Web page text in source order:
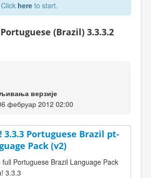
here to start.
(Brazil) 3.3.3.2
верзије
фебруар 2012 02:00
3.3.3 Portuguese Brazil pt-
Pack (v2)
full Portuguese Brazil Language Pack
3.3.3